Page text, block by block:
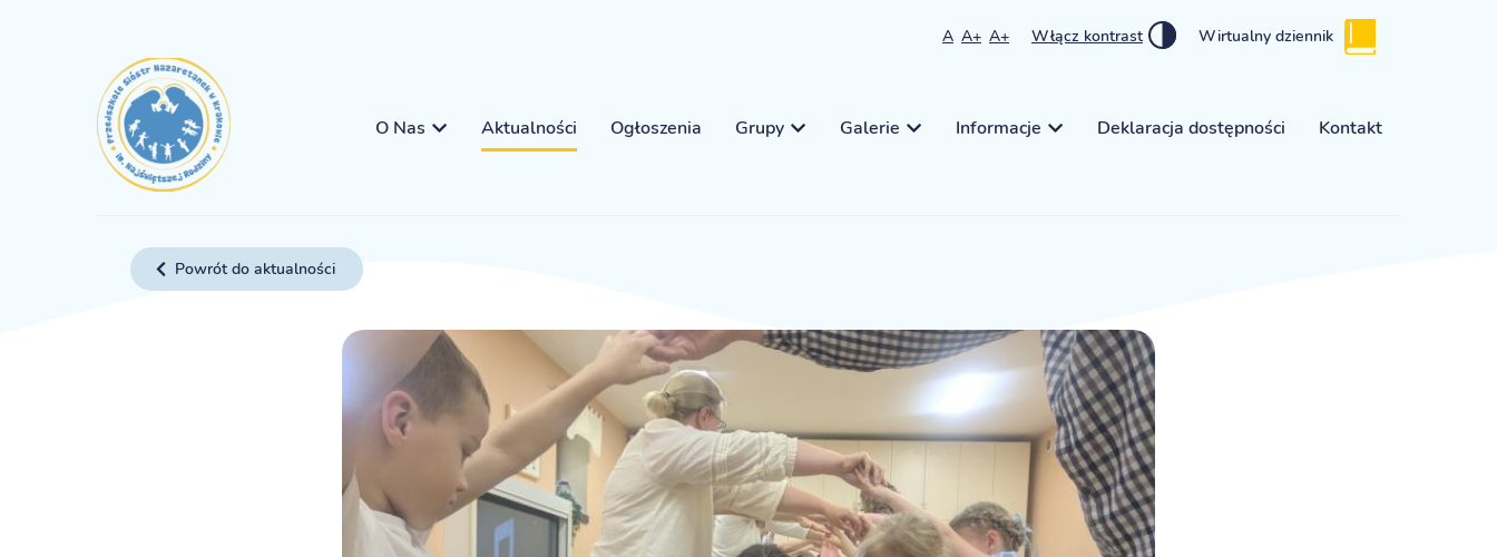
A A+ A+ Włącz kontrast Wirtualny dziennik
O Nas Aktualności Ogłoszenia Grupy Galerie Informacje Deklaracja dostępności Kontakt
Powrót do aktualności